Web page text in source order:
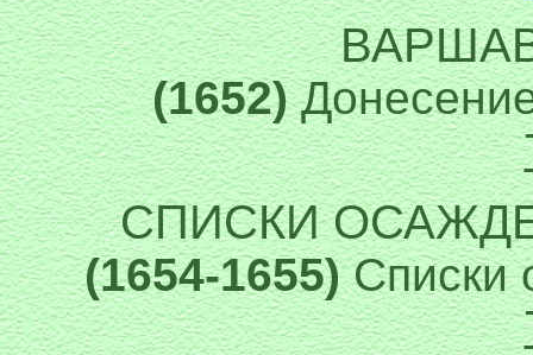
(1652)
СПИСКИ
(1654-1655)Списки